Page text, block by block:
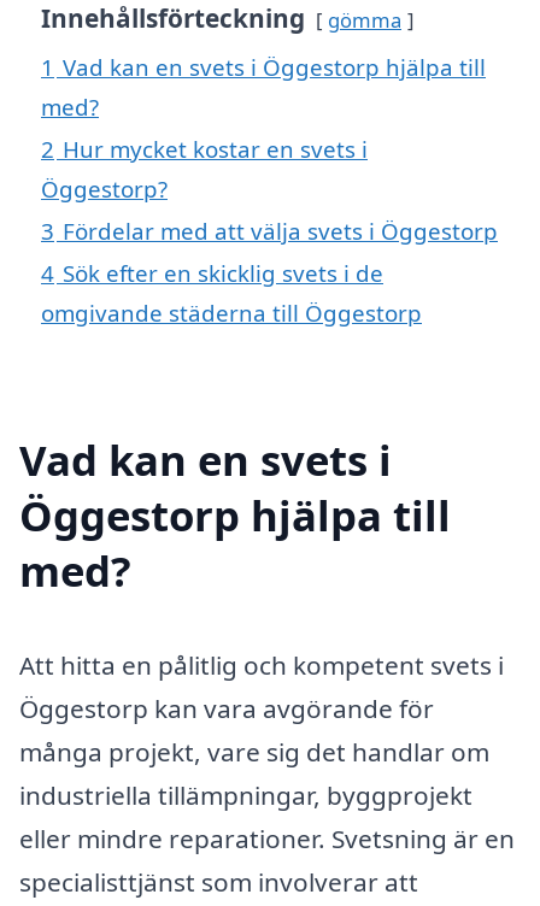
Innehållsförteckning gömma
1 Vad kan en svets i Öggestorp hjälpa till
med?
2 Hur mycket kostar en svets i
Öggestorp?
3 Fördelar med att välja svets i Öggestorp
4 Sök efter en skicklig svets i de
omgivande städerna till Öggestorp
Vad kan en svets i
Öggestorp hjälpa till
med?
Att hitta en pålitlig och kompetent svets i
Öggestorp kan vara avgörande för
många projekt, vare sig det handlar om
industriella tillämpningar, byggprojekt
eller mindre reparationer. Svetsning är en
specialisttjänst som involverar att